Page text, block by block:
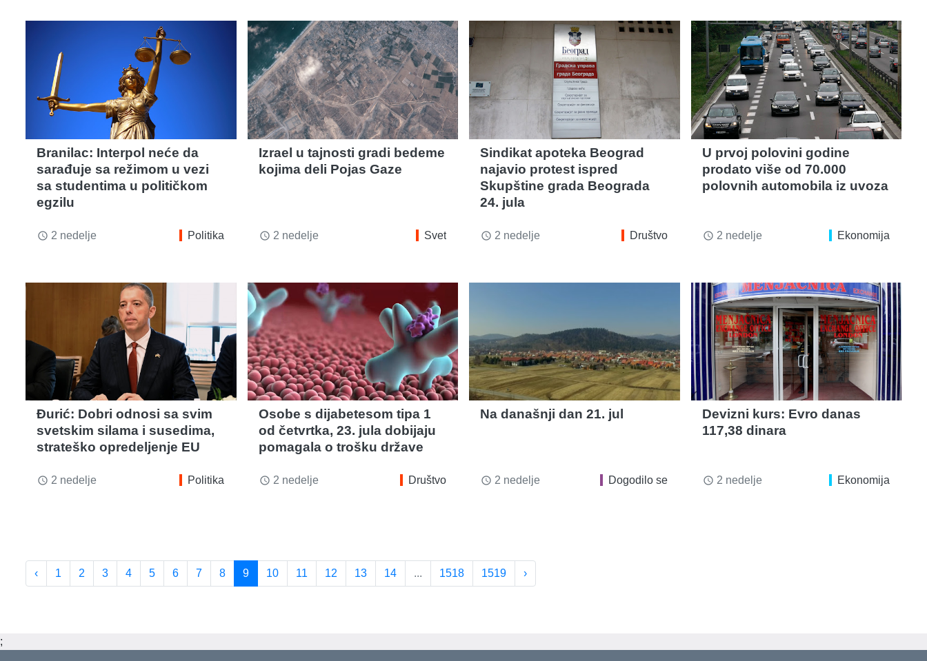
Branilac: Interpol neće da
sarađuje sa režimom u vezi
sa studentima u političkom
egzilu
access_time 2 nedelje Politika
Izrael u tajnosti gradi bedeme
kojima deli Pojas Gaze
access_time 2 nedelje Svet
Sindikat apoteka Beograd
najavio protest ispred
Skupštine grada Beograda
24. jula
access_time 2 nedelje Društvo
U prvoj polovini godine
prodato više od 70.000
polovnih automobila iz uvoza
access_time 2 nedelje Ekonomija
Đurić: Dobri odnosi sa svim
svetskim silama i susedima,
strateško opredeljenje EU
access_time 2 nedelje Politika
Osobe s dijabetesom tipa 1
od četvrtka, 23. jula dobijaju
pomagala o trošku države
access_time 2 nedelje Društvo
Na današnji dan 21. jul
access_time 2 nedelje Dogodilo se
Devizni kurs: Evro danas
117,38 dinara
access_time 2 nedelje Ekonomija
‹ 1 2 3 4 5 6 7 8 9 10 11 12 13 14 ... 1518 1519 ›
;